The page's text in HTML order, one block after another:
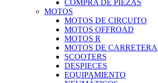
COMPRA DE PIEZAS
MOTOS
MOTOS DE CIRCUITO
MOTOS OFFROAD
MOTOS R
MOTOS DE CARRETERA
SCOOTERS
DESPIECES
EQUIPAMIENTO